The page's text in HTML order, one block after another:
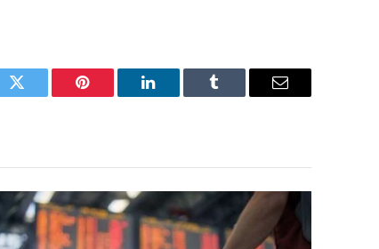
Twitter Pinterest LinkedIn Tumblr Email